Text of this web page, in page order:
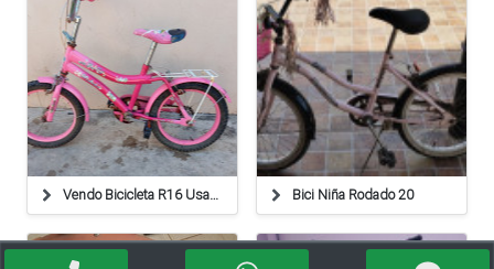
Vendo Bicicleta R16 Usada Bici Niña Rodado 20